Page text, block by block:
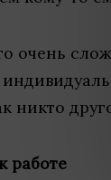
очень
никто
работе